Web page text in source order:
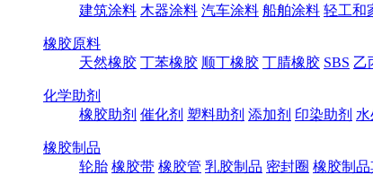
建筑涂料 木器涂料 汽车涂料 船舶涂料 轻工和
橡胶原料
天然橡胶 丁苯橡胶 顺丁橡胶 丁腈橡胶 SBS 乙
化学助剂
橡胶助剂 催化剂 塑料助剂 添加剂 印染助剂 水
橡胶制品
轮胎 橡胶带 橡胶管 乳胶制品 密封圈 橡胶制品